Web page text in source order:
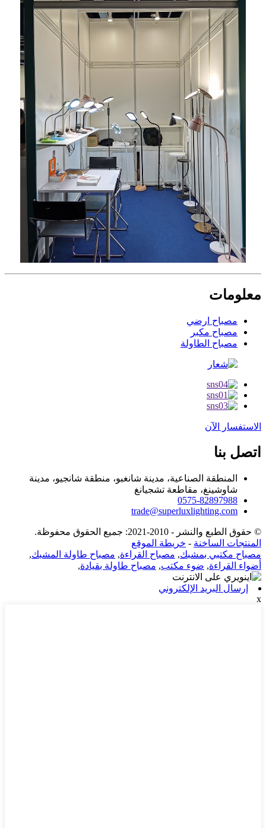
معلومات
مصباح ارضي
مصباح مكبر
مصباح الطاولة
الاستفسار الآن
اتصل بنا
المنطقة الصناعية، مدينة شانغبو، منطقة شانجيو، مدينة
شاوشينغ، مقاطعة تشجيانغ
0575-82897988
trade@superluxlighting.com
© حقوق الطبع والنشر - 2010-2021: جميع الحقوق محفوظة.
المنتجات الساخنة - خريطة الموقع
مصباح مكتبي بمشبك, مصباح القراءة, مصباح طاولة المشبك,
أضواء القراءة, ضوء مكتب, مصباح طاولة بقيادة,
إرسال البريد الإلكتروني
x